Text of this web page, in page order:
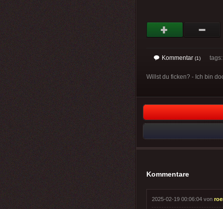
Kommentar (1)
Willst du ficken? - Ich bin
Kommentare
2025-02-19 00:06:04 von